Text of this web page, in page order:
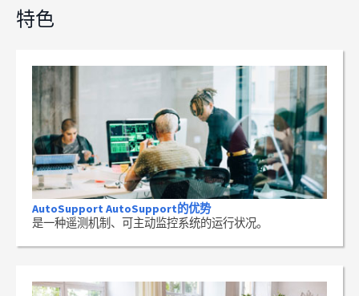
特色
AutoSupport AutoSupport的优势
是一种遥测机制、可主动监控系统的运行状况。